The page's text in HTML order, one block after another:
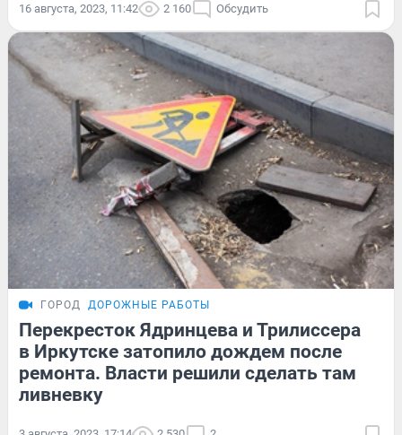
16 августа, 2023, 11:42 2 160 Обсудить
ГОРОД ДОРОЖНЫЕ РАБОТЫ
Перекресток Ядринцева и Трилиссера
в Иркутске затопило дождем после
ремонта. Власти решили сделать там
ливневку